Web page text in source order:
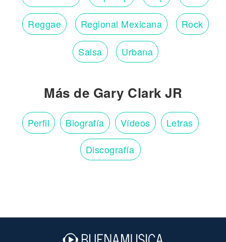
Reggae Regional Mexicana Rock
Salsa Urbana
Más de Gary Clark JR
Perfil Biografía Vídeos Letras
Discografía